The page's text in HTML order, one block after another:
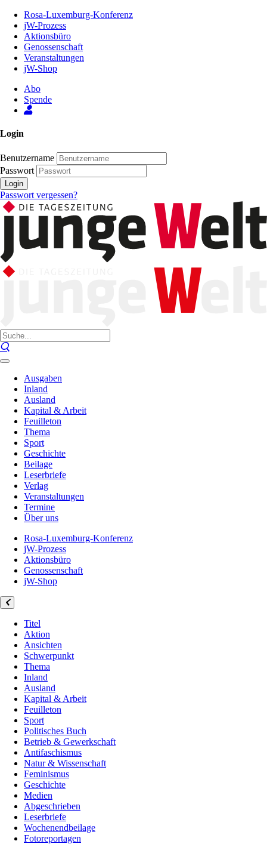
Inhalt
Seite
Rosa-Luxemburg-Konferenz
jW-Prozess
Aktionsbüro
Genossenschaft
Veranstaltungen
jW-Shop
Abo
Spende
Login
Benutzername
Passwort
Login
Passwort vergessen?
Ausgaben
Inland
Ausland
Kapital & Arbeit
Feuilleton
Thema
Sport
Geschichte
Beilage
Leserbriefe
Verlag
Veranstaltungen
Termine
Über uns
Rosa-Luxemburg-Konferenz
jW-Prozess
Aktionsbüro
Genossenschaft
jW-Shop
Titel
Aktion
Ansichten
Schwerpunkt
Thema
Inland
Ausland
Kapital & Arbeit
Feuilleton
Sport
Politisches Buch
Betrieb & Gewerkschaft
Antifaschismus
Natur & Wissenschaft
Feminismus
Geschichte
Medien
Abgeschrieben
Leserbriefe
Wochenendbeilage
Fotoreportagen